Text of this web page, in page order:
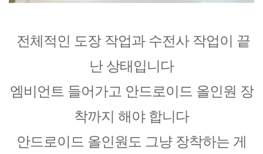
전체적인 도장 작업과 수전사 작업이 끝
난 상태입니다
엠비언트 들어가고 안드로이드 올인원 장
착까지 해야 합니다
안드로이드 올인원도 그냥 장착하는 게